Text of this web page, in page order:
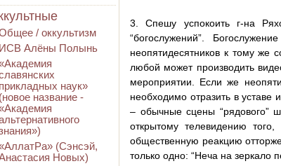
/ оккультизм
ИСВ Алёны Полынь
прикладных наук»
(новое название -
(Сэнсэй,
Новых)
3. Спешу успокоить г-на
“богослужений”.
неопятидесятников к тому же
любой может производить
мероприятии. Если же
необходимо отразить в уставе
– обычные сцены “рядового”
открытому телевидению
общественную реакцию
только одно: “Неча на зеркало